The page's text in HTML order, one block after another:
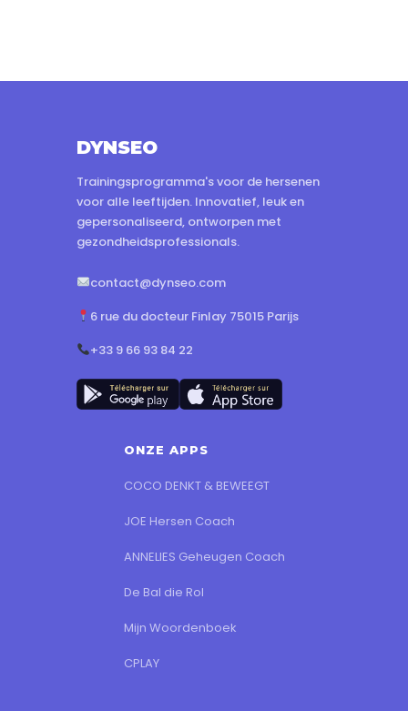
DYNSEO
Trainingsprogramma's voor de hersenen
voor alle leeftijden. Innovatief, leuk en
gepersonaliseerd, ontworpen met
gezondheidsprofessionals.
contact@dynseo.com
6 rue du docteur Finlay 75015 Parijs
+33 9 66 93 84 22
ONZE APPS
COCO DENKT & BEWEEGT
JOE Hersen Coach
ANNELIES Geheugen Coach
De Bal die Rol
Mijn Woordenboek
CPLAY